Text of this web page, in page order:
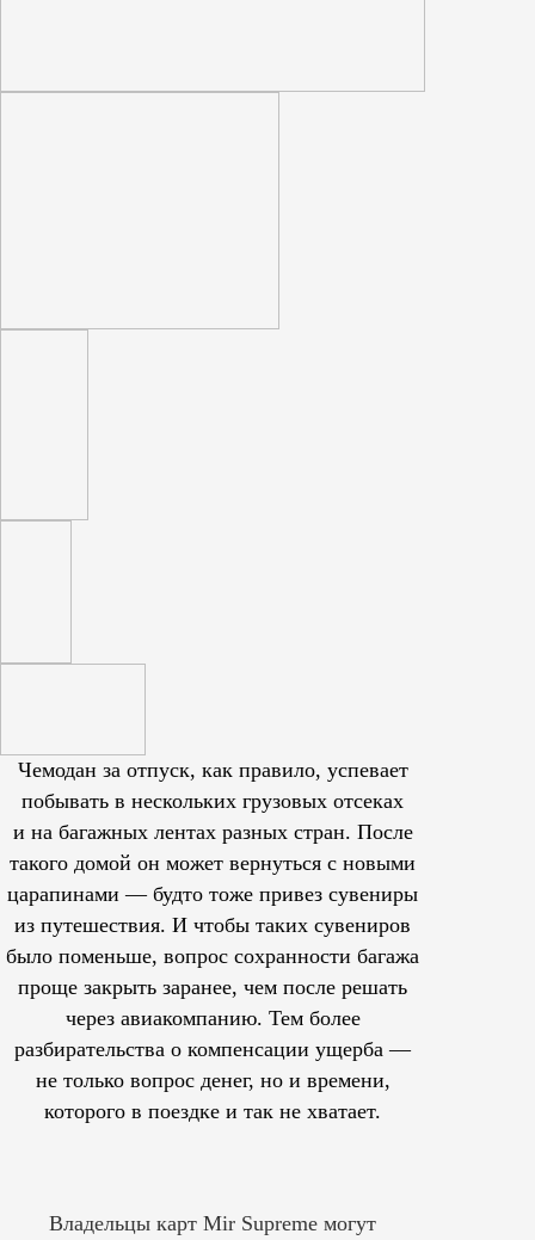
Чемодан за отпуск, как правило, успевает
побывать в нескольких грузовых отсеках
и на багажных лентах разных стран. После
такого домой он может вернуться с новыми
царапинами — будто тоже привез сувениры
из путешествия. И чтобы таких сувениров
было поменьше, вопрос сохранности багажа
проще закрыть заранее, чем после решать
через авиакомпанию. Тем более
разбирательства о компенсации ущерба —
не только вопрос денег, но и времени,
которого в поездке и так не хватает.
Владельцы карт Mir Supreme могут